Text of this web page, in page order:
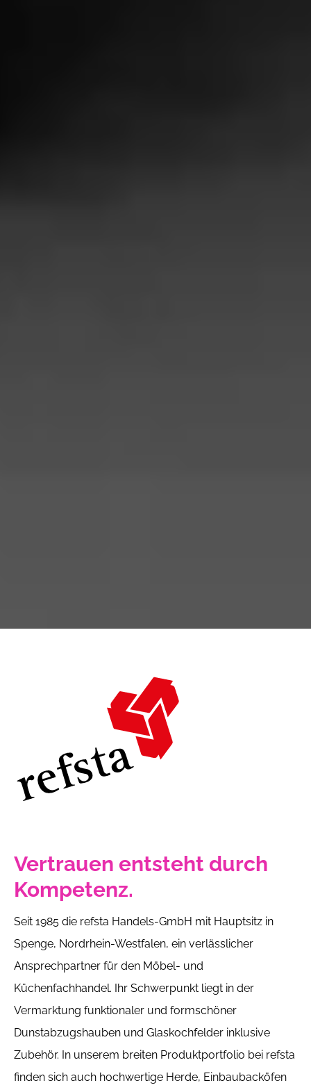
Vertrauen entsteht durch
Kompetenz.
Seit 1985 die refsta Handels-GmbH mit Hauptsitz in
Spenge, Nordrhein-Westfalen, ein verlässlicher
Ansprechpartner für den Möbel- und
Küchenfachhandel. Ihr Schwerpunkt liegt in der
Vermarktung funktionaler und formschöner
Dunstabzugshauben und Glaskochfelder inklusive
Zubehör. In unserem breiten Produktportfolio bei refsta
finden sich auch hochwertige Herde, Einbaubacköfen